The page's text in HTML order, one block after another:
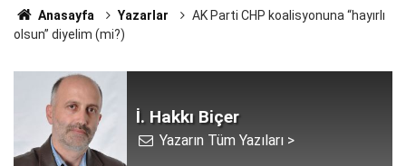
Anasayfa Yazarlar
AK Parti CHP koalisyonuna “hayırlı
olsun” diyelim (mi?)
İ. Hakkı Biçer
Yazarın Tüm Yazıları >